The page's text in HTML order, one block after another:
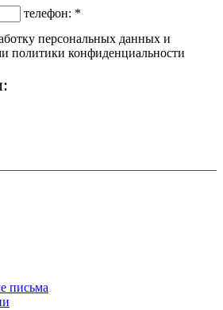
телефон: *
персональных данных и
политики конфиденциальности
письма